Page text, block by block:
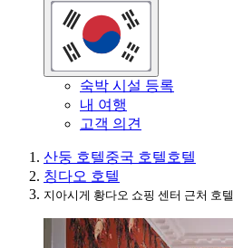
숙박 시설 등록
내 여행
고객 의견
산둥 호텔중국 호텔호텔
칭다오 호텔
지아시게 황다오 쇼핑 센터 근처 호텔